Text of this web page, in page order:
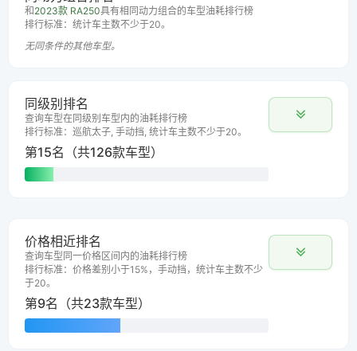
和 2023款 RA250具有相同动力组合的车型油耗排行榜
排行标准：统计车主数不少于20。
无同条件的其他车型。
同级别排名
查询车型在同级别车型内的油耗排行榜
排行标准：巡航太子, 手动挡, 统计车主数不少于20。
第15名（共126款车型）
价格相近排名
查询车型同一价格区间内的油耗排行榜
排行标准：价格差别小于15%，手动挡，统计车主数不少
于20。
第9名（共23款车型）